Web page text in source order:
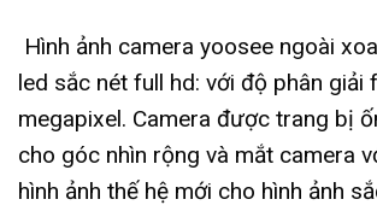
Hình ảnh camera yoosee ngoài
led sắc nét full hd: với độ phân giải
megapixel. Camera được trang bị
cho góc nhìn rộng và mắt camera
hình ảnh thế hệ mới cho hình ảnh